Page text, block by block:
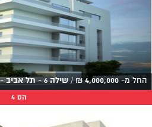
החל מ-4,000,000
₪
/שילה 6 - תל אביב - יפו
הס 4